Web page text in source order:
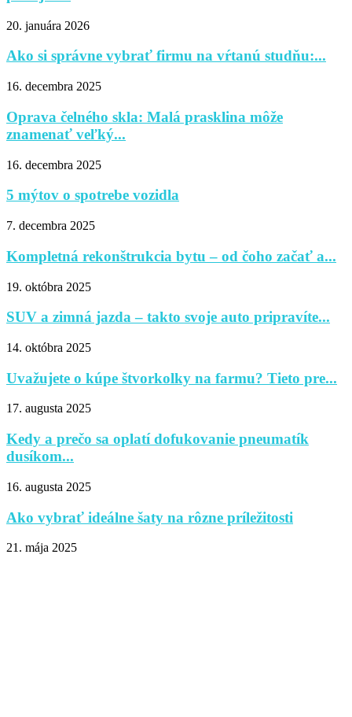
20. januára 2026
Ako si správne vybrať firmu na vŕtanú studňu:...
16. decembra 2025
Oprava čelného skla: Malá prasklina môže
znamenať veľký...
16. decembra 2025
5 mýtov o spotrebe vozidla
7. decembra 2025
Kompletná rekonštrukcia bytu – od čoho začať a...
19. októbra 2025
SUV a zimná jazda – takto svoje auto pripravíte...
14. októbra 2025
Uvažujete o kúpe štvorkolky na farmu? Tieto pre...
17. augusta 2025
Kedy a prečo sa oplatí dofukovanie pneumatík
dusíkom...
16. augusta 2025
Ako vybrať ideálne šaty na rôzne príležitosti
21. mája 2025